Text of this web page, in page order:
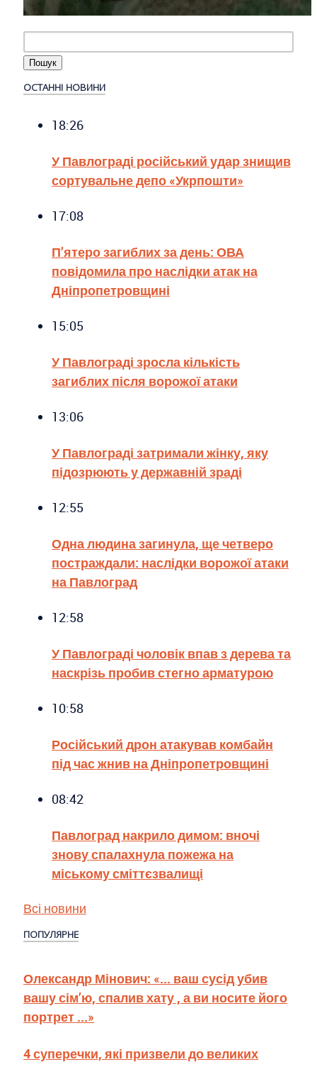
ОСТАННІ НОВИНИ
18:26
У Павлограді російський удар знищив
сортувальне депо «Укрпошти»
17:08
П’ятеро загиблих за день: ОВА
повідомила про наслідки атак на
Дніпропетровщині
15:05
У Павлограді зросла кількість
загиблих після ворожої атаки
13:06
У Павлограді затримали жінку, яку
підозрюють у державній зраді
12:55
Одна людина загинула, ще четверо
постраждали: наслідки ворожої атаки
на Павлоград
12:58
У Павлограді чоловік впав з дерева та
наскрізь пробив стегно арматурою
10:58
Російський дрон атакував комбайн
під час жнив на Дніпропетровщині
08:42
Павлоград накрило димом: вночі
знову спалахнула пожежа на
міському сміттєзвалищі
Всі новини
ПОПУЛЯРНЕ
Олександр Мінович: «... ваш сусід убив
вашу сім’ю, спалив хату , а ви носите його
портрет ...»
4 суперечки, які призвели до великих